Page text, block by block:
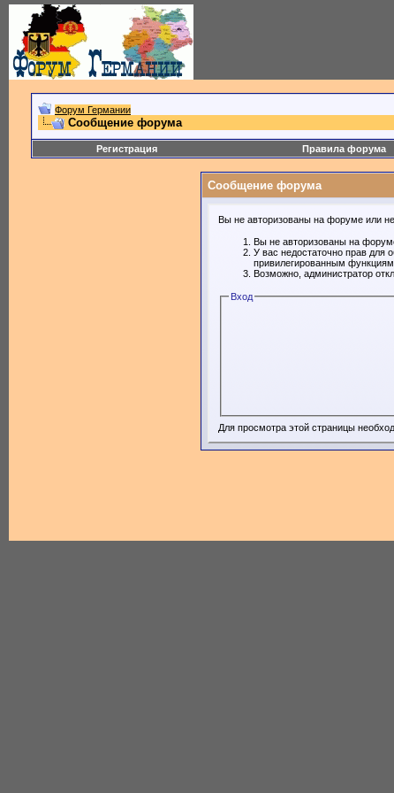
Форум Германии
Сообщение форума
Регистрация Правила форума
Сообщение форума
Вы не авторизованы на форуме или не
Вы не авторизованы на
У вас недостаточно прав для
привилегированным функциям.
Возможно, администратор
Вход
Для просмотра этой страницы